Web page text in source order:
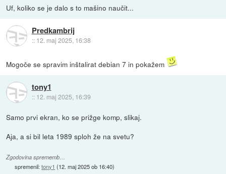
Uf, koliko se je dalo s to mašino naučit...
Predkambrij
:: 12. maj 2025, 16:38
Mogoče se spravim inštalirat debian 7 in pokažem
tony1
:: 12. maj 2025, 16:39
Samo prvi ekran, ko se prižge komp, slikaj.
Aja, a si bil leta 1989 sploh že na svetu?
Zgodovina sprememb…
spremenil:tony1 (12. maj 2025 ob 16:40)